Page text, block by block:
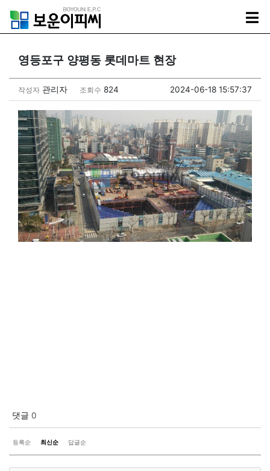
영등포구 양평동 롯데마트 현장
작성자 관리자 조회수 824 2024-06-18 15:57:37
댓글 0
등록순 최신순 답글순